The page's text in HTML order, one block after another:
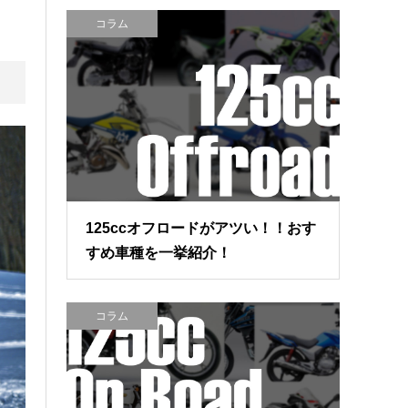
コラム
125ccオフロードがアツい！！おす
すめ車種を一挙紹介！
コラム